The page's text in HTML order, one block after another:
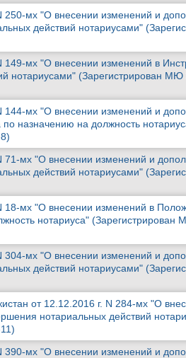
250-мх "О внесении изменений и
действий нотариусами"
149-мх "О внесении изменений в
нотариусами" (Зарегистрирован МЮ
144-мх "О внесении изменений и
назначению на должность
71-мх "О внесении изменений и
действий нотариусами"
18-мх "О внесении изменений в
нотариуса" (Зарегистрирован
304-мх "О внесении изменений и
действий нотариусами"
от 12.12.2016 г. N 284-мх "О
нотариальных действий
390-мх "О внесении изменений и